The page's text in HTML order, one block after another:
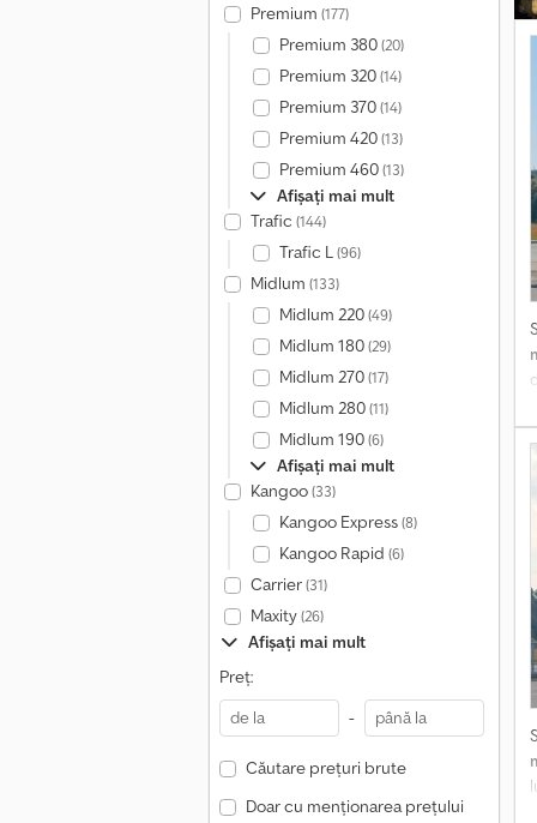
Premium (177)
Premium 380(20)
Premium 320(14)
Premium 370(14)
Premium 420(13)
Premium 460(13)
Afișați mai mult
Trafic (144)
Trafic L(96)
Midlum (133)
Midlum 220(49)
Midlum 180(29)
Midlum 270(17)
Midlum 280(11)
Midlum 190(6)
Afișați mai mult
Kangoo(33)
Kangoo Express(8)
Kangoo Rapid (6)
Carrier(31)
Maxity(26)
Afișați mai mult
Preț:
-
Căutare prețuri brute
Doar cu menționarea prețului